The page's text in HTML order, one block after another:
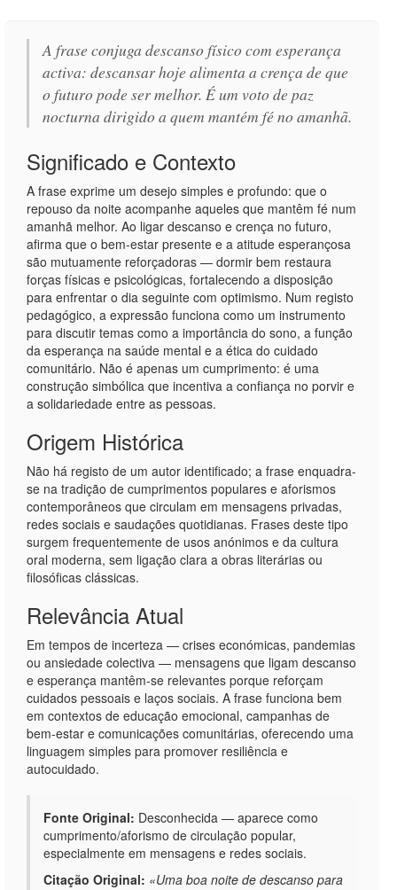
A frase conjuga descanso físico com esperança
activa: descansar hoje alimenta a crença de que
o futuro pode ser melhor. É um voto de paz
nocturna dirigido a quem mantém fé no amanhã.
Significado e Contexto
A frase exprime um desejo simples e profundo: que o
repouso da noite acompanhe aqueles que mantêm fé num
amanhã melhor. Ao ligar descanso e crença no futuro,
afirma que o bem-estar presente e a atitude esperançosa
são mutuamente reforçadoras — dormir bem restaura
forças físicas e psicológicas, fortalecendo a disposição
para enfrentar o dia seguinte com optimismo. Num registo
pedagógico, a expressão funciona como um instrumento
para discutir temas como a importância do sono, a função
da esperança na saúde mental e a ética do cuidado
comunitário. Não é apenas um cumprimento: é uma
construção simbólica que incentiva a confiança no porvir e
a solidariedade entre as pessoas.
Origem Histórica
Não há registo de um autor identificado; a frase enquadra-
se na tradição de cumprimentos populares e aforismos
contemporâneos que circulam em mensagens privadas,
redes sociais e saudações quotidianas. Frases deste tipo
surgem frequentemente de usos anónimos e da cultura
oral moderna, sem ligação clara a obras literárias ou
filosóficas clássicas.
Relevância Atual
Em tempos de incerteza — crises económicas, pandemias
ou ansiedade colectiva — mensagens que ligam descanso
e esperança mantêm-se relevantes porque reforçam
cuidados pessoais e laços sociais. A frase funciona bem
em contextos de educação emocional, campanhas de
bem-estar e comunicações comunitárias, oferecendo uma
linguagem simples para promover resiliência e
autocuidado.
Fonte Original: Desconhecida — aparece como
cumprimento/aforismo de circulação popular,
especialmente em mensagens e redes sociais.
Citação Original: «Uma boa noite de descanso para